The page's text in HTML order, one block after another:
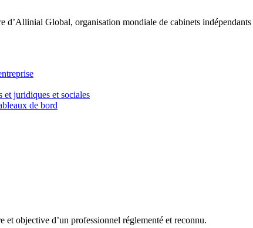
d’Allinial Global, organisation mondiale de cabinets indépendants
et juridiques et sociales
de bord
objective d’un professionnel réglementé et reconnu.